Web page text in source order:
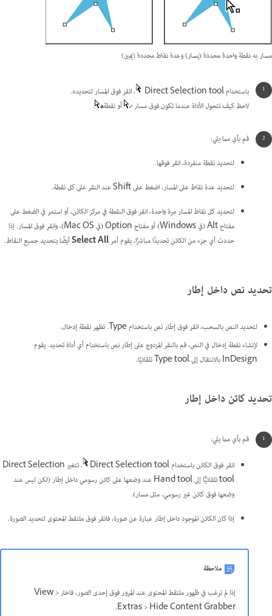
مسار به نقطة واحدة محددة (يسار) وعدة نقاط محددة (يمين)
باستخدام Direct Selection tool
، انقر فوق المسار لتحديده.
لاحظ كيف تتحول الأداة عندما تكون فوق مسار
أو نقطة .
قم بأي مما يلي:
لتحديد نقطة منفردة، انقر فوقها.
لتحديد عدة نقاط على المسار، اضغط على Shift عند النقر على كل نقطة.
لتحديد كل نقاط المسار مرة واحدة، انقر فوق النقطة في مركز الكائن، أو استمر في الضغط على
مفتاح Alt (في Windows) أو مفتاح Option (في Mac OS)، وانقر فوق المسار. إذا
حددت أي جزء من الكائن تحديدًا مباشرًا، يقوم أمرSelect Allأيضًا بتحديد جميع النقاط.
تحديد نص داخل إطار
لتحديد النص بالسحب، انقر فوق إطار نص باستخدام Type. تظهر نقطة إدخال.
لإنشاء نقطة إدخال في النص، قم بالنقر المزدوج على إطار نص باستخدام أي أداة تحديد. يقوم
InDesign بالانتقال إلى Type tool تلقائيًا.
تحديد كائن داخل إطار
قم بأي مما يلي:
انقر فوق الكائن باستخدام Direct Selection tool
. تتغير Direct Selection
tool تلقائيًًا إلى Hand tool عند وضعها على كائن رسومي داخل إطار (لكن ليس عند
وضعها فوق كائن غير رسومي، مثل مسار).
إذا كان الكائن الموجود داخل إطار عبارة عن صورة، فانقر فوق ملتقط المحتوى لتحديد الصورة.
ملاحظة
إذا لم ترغب في ظهور ملتقط المحتوى عند المرور فوق إحدى الصور، فاختر View >
Extras > Hide Content Grabber.